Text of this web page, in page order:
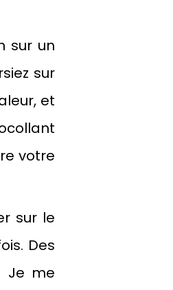
sur un
sur
et
votre
sur le
Des
Je me